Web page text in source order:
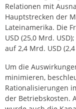
Relationen mit
Hauptstrecken der
Lateinamerika. Die
USD (25,0 Mrd.
auf 2,4 Mrd. USD
Um die
minimieren,
Rationalisierungen
der Betriebskosten.